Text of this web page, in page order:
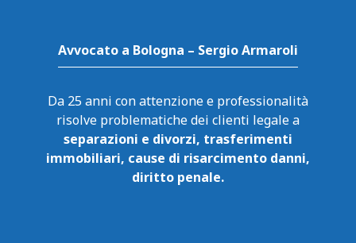
Avvocato a Bologna – Sergio Armaroli
Da 25 anni con attenzione e professionalità
separazioni e divorzi, trasferimenti
immobiliari, cause di risarcimento danni,
diritto penale.